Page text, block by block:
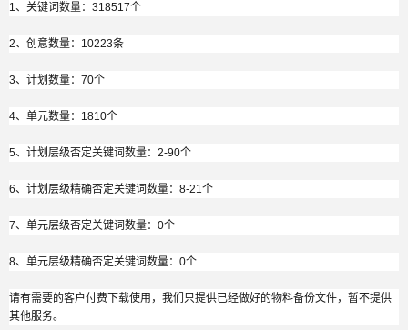
1、关键词数量：318517个
2、创意数量：10223条
3、计划数量：70个
4、单元数量：1810个
5、计划层级否定关键词数量：2-90个
6、计划层级精确否定关键词数量：8-21个
7、单元层级否定关键词数量：0个
8、单元层级精确否定关键词数量：0个
请有需要的客户付费下载使用，我们只提供已经做好的物料备份文件，暂不提供
其他服务。